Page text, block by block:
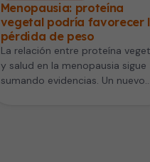
Menopausia: proteína
vegetal podría favorecer
pérdida de peso
La relación entre proteína
y salud en la menopausia sigue
sumando evidencias. Un nuevo